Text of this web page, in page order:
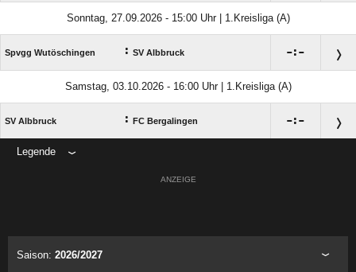
Sonntag, 27.09.2026 - 15:00 Uhr | 1.Kreisliga (A)
Spvgg Wutöschingen : SV Albbruck :
Samstag, 03.10.2026 - 16:00 Uhr | 1.Kreisliga (A)
SV Albbruck : FC Bergalingen :
Legende
ANZEIGE
Saison: 2026/2027